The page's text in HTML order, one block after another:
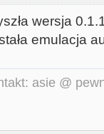
wersja
emulacja
asie @